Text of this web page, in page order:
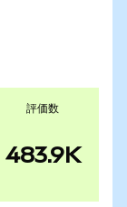
評価数
483.9K